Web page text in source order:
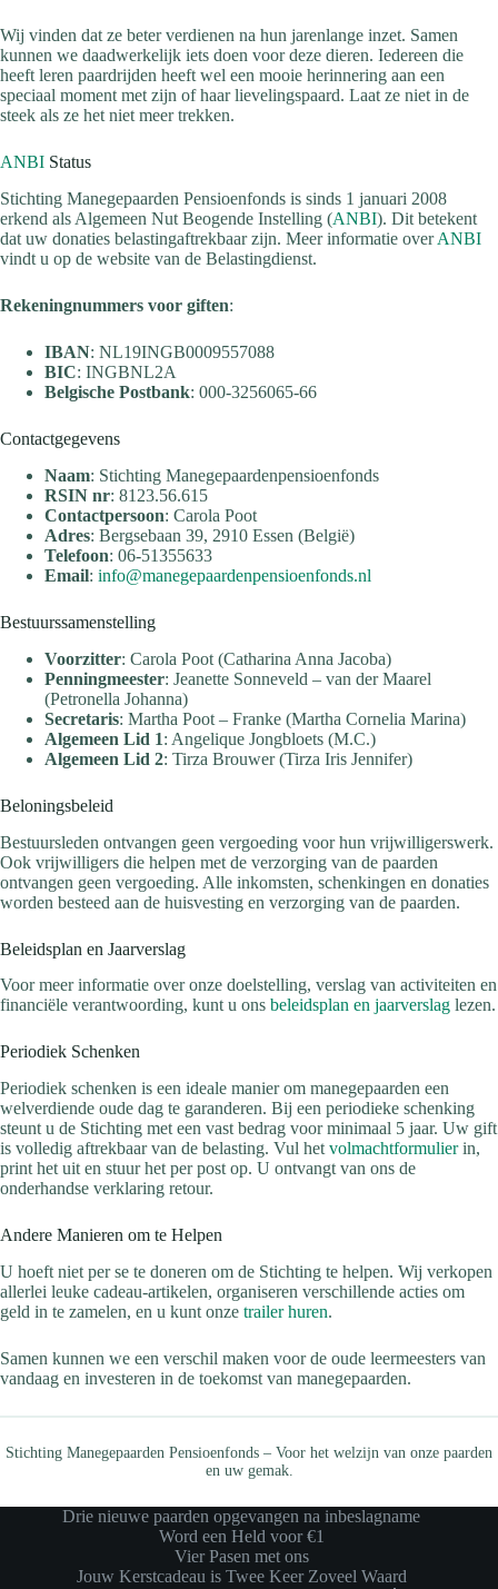
Wij vinden dat ze beter verdienen na hun jarenlange inzet. Samen
kunnen we daadwerkelijk iets doen voor deze dieren. Iedereen die
heeft leren paardrijden heeft wel een mooie herinnering aan een
speciaal moment met zijn of haar lievelingspaard. Laat ze niet in de
steek als ze het niet meer trekken.
ANBI Status
Stichting Manegepaarden Pensioenfonds is sinds 1 januari 2008
erkend als Algemeen Nut Beogende Instelling (ANBI). Dit betekent
dat uw donaties belastingaftrekbaar zijn. Meer informatie overANBI
vindt u op de website van de Belastingdienst.
Rekeningnummers voor giften:
IBAN: NL19INGB0009557088
BIC: INGBNL2A
Belgische Postbank: 000-3256065-66
Contactgegevens
Naam: Stichting Manegepaardenpensioenfonds
RSIN nr: 8123.56.615
Contactpersoon: Carola Poot
Adres: Bergsebaan 39, 2910 Essen (België)
Telefoon: 06-51355633
Email: info@manegepaardenpensioenfonds.nl
Bestuurssamenstelling
Voorzitter: Carola Poot (Catharina Anna Jacoba)
Penningmeester: Jeanette Sonneveld – van der Maarel
(Petronella Johanna)
Secretaris: Martha Poot – Franke (Martha Cornelia Marina)
Algemeen Lid 1: Angelique Jongbloets (M.C.)
Algemeen Lid 2: Tirza Brouwer (Tirza Iris Jennifer)
Beloningsbeleid
Bestuursleden ontvangen geen vergoeding voor hun vrijwilligerswerk.
Ook vrijwilligers die helpen met de verzorging van de paarden
ontvangen geen vergoeding. Alle inkomsten, schenkingen en donaties
worden besteed aan de huisvesting en verzorging van de paarden.
Beleidsplan en Jaarverslag
Voor meer informatie over onze doelstelling, verslag van activiteiten en
financiële verantwoording, kunt u ons beleidsplan en jaarverslag lezen.
Periodiek Schenken
Periodiek schenken is een ideale manier om manegepaarden een
welverdiende oude dag te garanderen. Bij een periodieke schenking
steunt u de Stichting met een vast bedrag voor minimaal 5 jaar. Uw gift
is volledig aftrekbaar van de belasting. Vul het volmachtformulierin,
print het uit en stuur het per post op. U ontvangt van ons de
onderhandse verklaring retour.
Andere Manieren om te Helpen
U hoeft niet per se te doneren om de Stichting te helpen. Wij verkopen
allerlei leuke cadeau-artikelen, organiseren verschillende acties om
geld in te zamelen, en u kunt onze trailer huren.
Samen kunnen we een verschil maken voor de oude leermeesters van
vandaag en investeren in de toekomst van manegepaarden.
Stichting Manegepaarden Pensioenfonds – Voor het welzijn van onze paarden
en uw gemak.
Drie nieuwe paarden opgevangen na inbeslagname
Word een Held voor €1
Vier Pasen met ons
Jouw Kerstcadeau is Twee Keer Zoveel Waard